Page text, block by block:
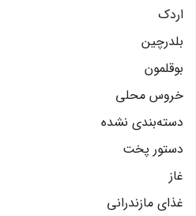
اردک
بلدرچین
بوقلمون
خروس محلی
دسته‌بندی نشده
دستور پخت
غاز
غذای مازندرانی